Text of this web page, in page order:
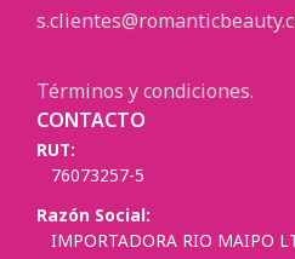
Términos y condiciones.
CONTACTO
RUT:
76073257-5
Razón Social:
IMPORTADORA RIO MAIPO